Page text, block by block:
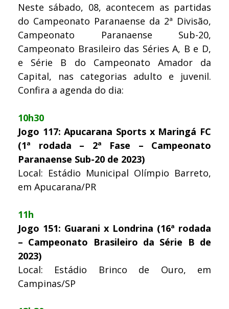
Neste sábado, 08, acontecem as partidas
do Campeonato Paranaense da 2ª Divisão,
Campeonato Paranaense Sub-20,
Campeonato Brasileiro das Séries A, B e D,
e Série B do Campeonato Amador da
Capital, nas categorias adulto e juvenil.
Confira a agenda do dia:
10h30
Jogo 117: Apucarana Sports x Maringá FC
(1ª rodada – 2ª Fase – Campeonato
Paranaense Sub-20 de 2023)
Local: Estádio Municipal Olímpio Barreto,
em Apucarana/PR
11h
Jogo 151: Guarani x Londrina (16ª rodada
– Campeonato Brasileiro da Série B de
2023)
Local: Estádio Brinco de Ouro, em
Campinas/SP